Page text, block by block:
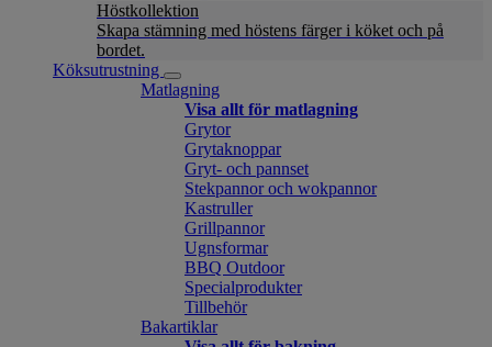
Höstkollektion
Skapa stämning med höstens färger i köket och på
bordet.
Köksutrustning
Matlagning
Visa allt för matlagning
Grytor
Grytaknoppar
Gryt- och pannset
Stekpannor och wokpannor
Kastruller
Grillpannor
Ugnsformar
BBQ Outdoor
Specialprodukter
Tillbehör
Bakartiklar